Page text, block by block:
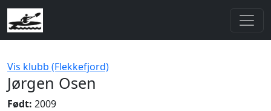
Vis klubb (Flekkefjord)
Jørgen Osen
Født: 2009